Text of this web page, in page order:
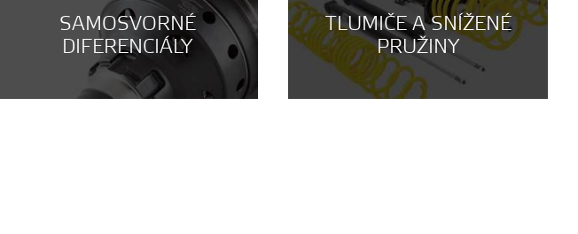
SAMOSVORNÉ
DIFERENCIÁLY
TLUMIČE A SNÍŽENÉ
PRUŽINY